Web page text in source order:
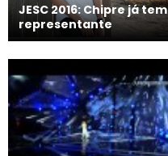
JESC 2016: Chipre já tem
representante